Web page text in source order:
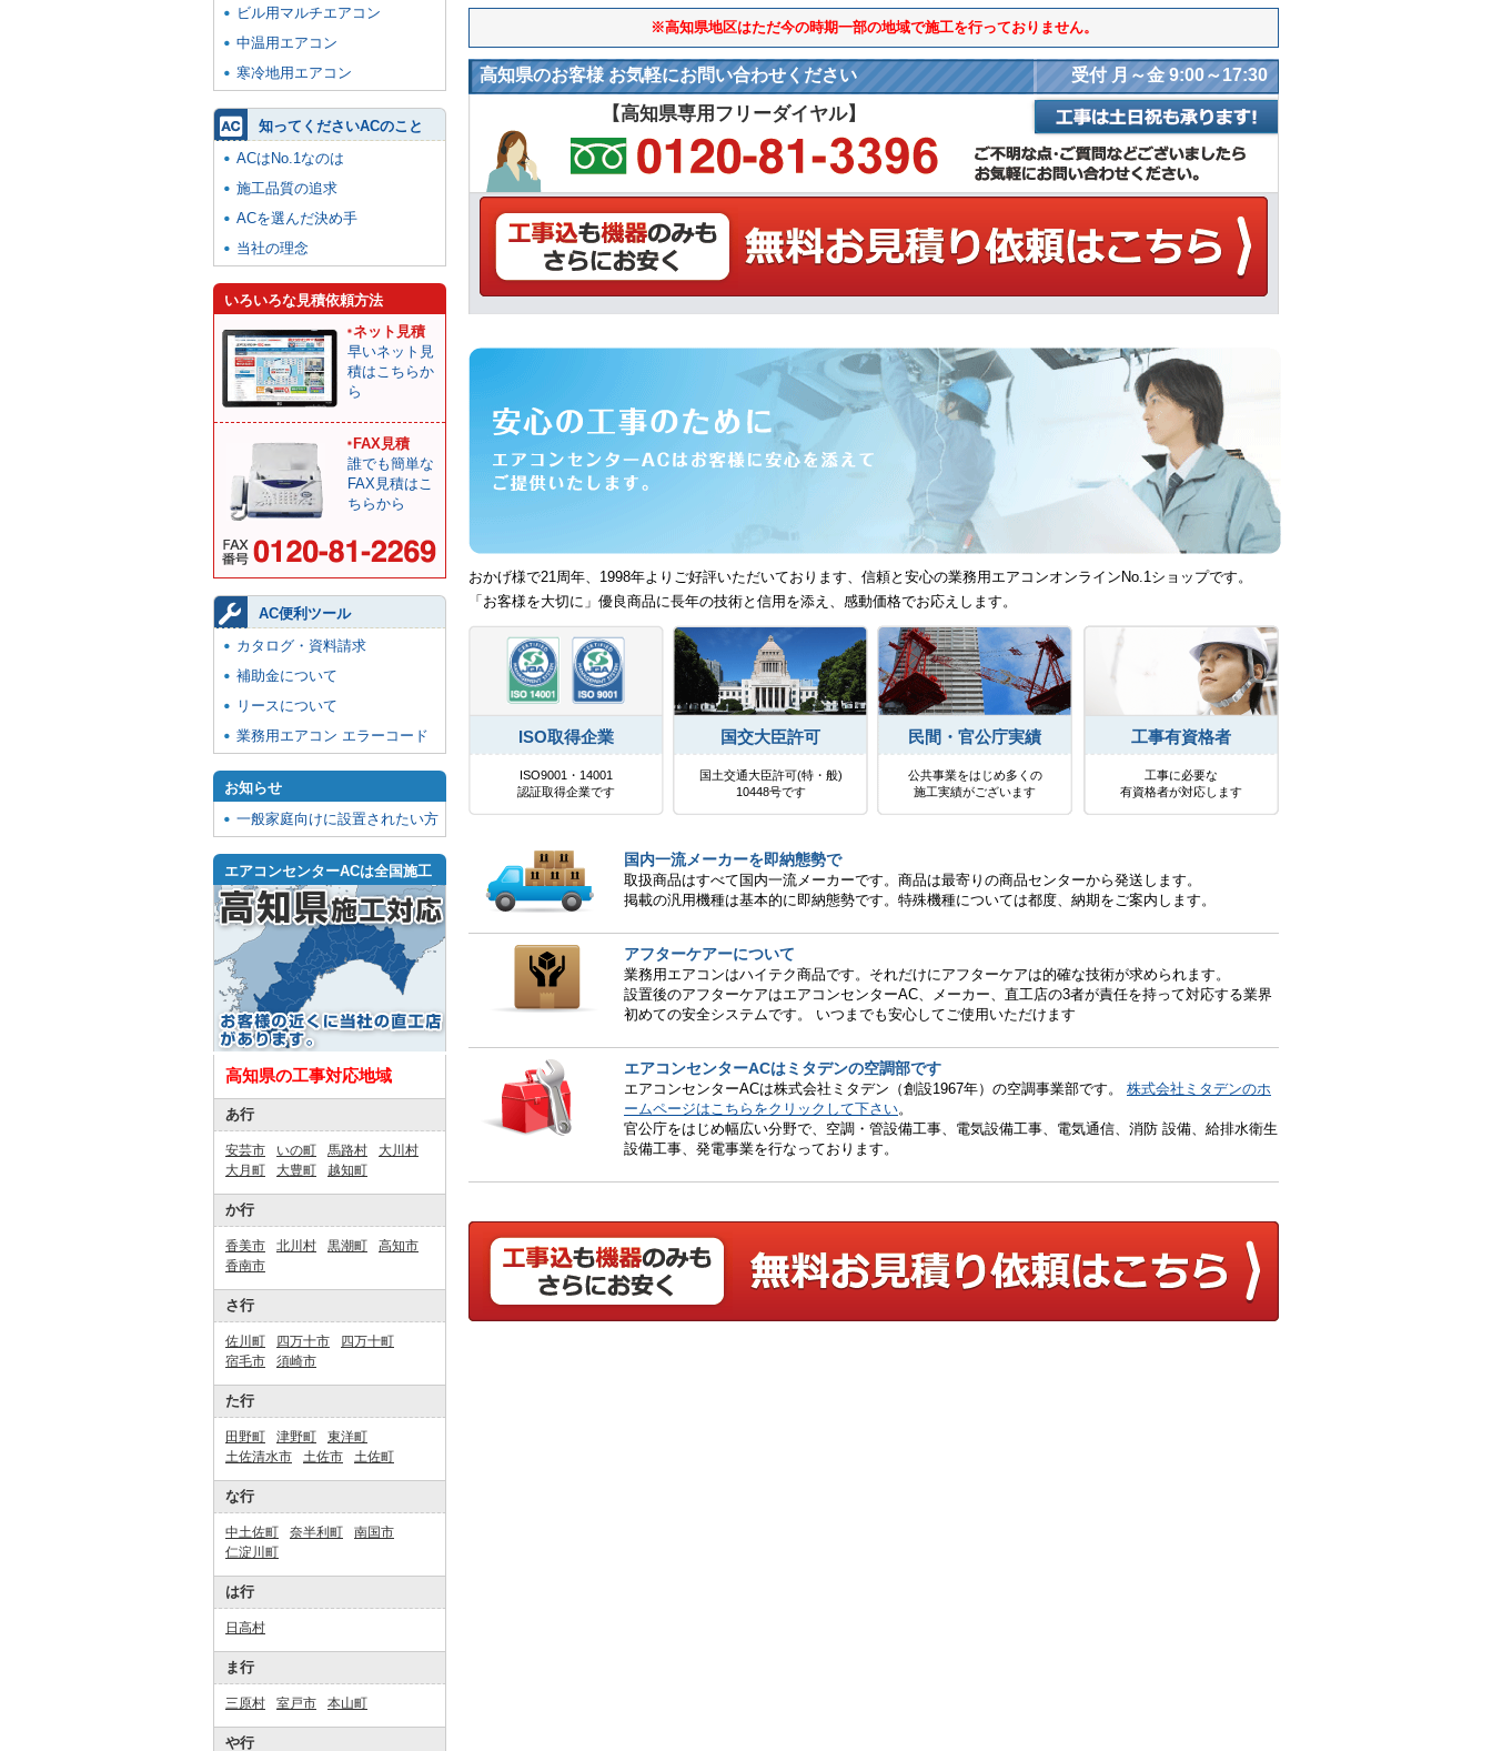
※高知県地区はただ今の時期一部の地域で施工を行っておりません。
高知県のお客様 お気軽にお問い合わせください 受付 月～金 9:00～17:30
【高知県専用フリーダイヤル】
おかげ様で21周年、1998年よりご好評いただいております、信頼と安心の業務用エアコンオンラインNo.1ショップです。
「お客様を大切に」優良商品に長年の技術と信用を添え、感動価格でお応えします。
ISO取得企業
ISO9001・14001
認証取得企業です
国交大臣許可
国土交通大臣許可(特・般)
10448号です
民間・官公庁実績
公共事業をはじめ多くの
施工実績がございます
工事有資格者
工事に必要な
有資格者が対応します
国内一流メーカーを即納態勢で
取扱商品はすべて国内一流メーカーです。商品は最寄りの商品センターから発送します。
掲載の汎用機種は基本的に即納態勢です。特殊機種については都度、納期をご案内します。
アフターケアーについて
業務用エアコンはハイテク商品です。それだけにアフターケアは的確な技術が求められます。
設置後のアフターケアはエアコンセンターAC、メーカー、直工店の3者が責任を持って対応する業界
初めての安全システムです。 いつまでも安心してご使用いただけます
エアコンセンターACはミタデンの空調部です
エアコンセンターACは株式会社ミタデン（創設1967年）の空調事業部です。 株式会社ミタデンのホ
ームページはこちらをクリックして下さい。
官公庁をはじめ幅広い分野で、空調・管設備工事、電気設備工事、電気通信、消防 設備、給排水衛生
設備工事、発電事業を行なっております。
ビル用マルチエアコン
中温用エアコン
寒冷地用エアコン
知ってくださいACのこと
ACはNo.1なのは
施工品質の追求
ACを選んだ決め手
当社の理念
いろいろな見積依頼方法
ネット見積
早いネット見
積はこちらか
ら
FAX見積
誰でも簡単な
FAX見積はこ
ちらから
AC便利ツール
カタログ・資料請求
補助金について
リースについて
業務用エアコン エラーコード
お知らせ
一般家庭向けに設置されたい方
エアコンセンターACは全国施工
高知県の工事対応地域
あ行
安芸市 いの町 馬路村
大川村
大月町
大豊町 越知町
か行
香美市 北川村 黒潮町
高知市
香南市
さ行
佐川町 四万十市
四万十町
宿毛市
須崎市
た行
田野町 津野町
東洋町
土佐清水市
土佐市 土佐町
な行
中土佐町 奈半利町
南国市
仁淀川町
は行
日高村
ま行
三原村 室戸市 本山町
や行